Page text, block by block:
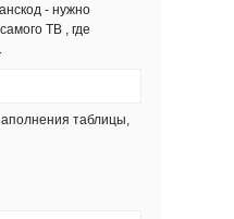
- нужно
ТВ , где
таблицы,